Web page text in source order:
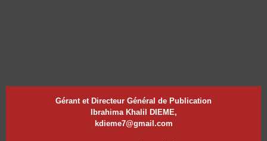
Gérant et Directeur Général de Publication
Ibrahima Khalil DIEME,
kdieme7@gmail.com